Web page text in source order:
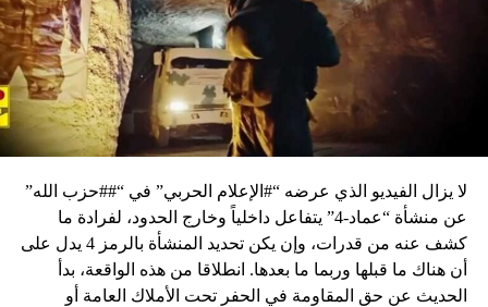
لا يزال الفيديو الذي عرضه “#الإعلام الحربي” في “##حزب الله”
عن منشأة “عماد-4” يتفاعل داخلياً وخارج الحدود، لفرادة ما
كشف عنه من قدرات، وإن يكن تحديد المنشأة بالرمز 4 يدل على
أن هناك ما قبلها وربما ما بعدها. انطلاقا من هذه الواقعة، بدأ
الحديث عن حق المقاومة في الحفر تحت الأملاك العامة أو